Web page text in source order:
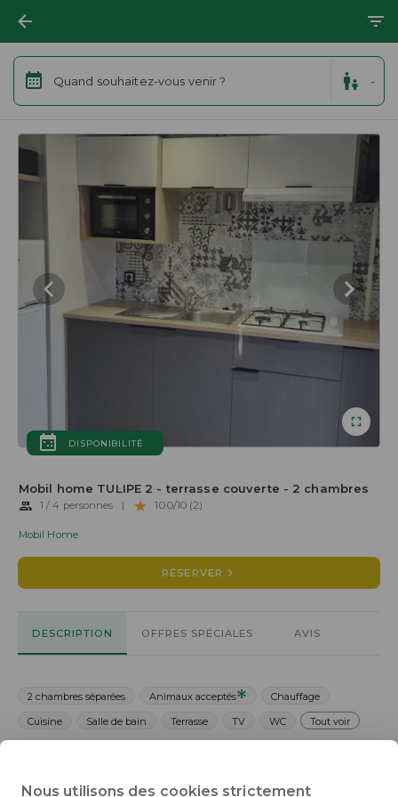
Quand souhaitez-vous venir ? -
DISPONIBILITÉ
Mobil home TULIPE 2 - terrasse couverte - 2 chambres
1 / 4 personnes | 10.0/10 (2)
Mobil Home
RÉSERVER
DESCRIPTION OFFRES SPÉCIALES AVIS
2 chambres séparées Animaux acceptés
Chauffage
Cuisine
Salle de bain Terrasse TV WC Tout voir
gamme de mobil-home Tulipes. Ces derniers comportent 4
Nous utilisons des cookies strictement